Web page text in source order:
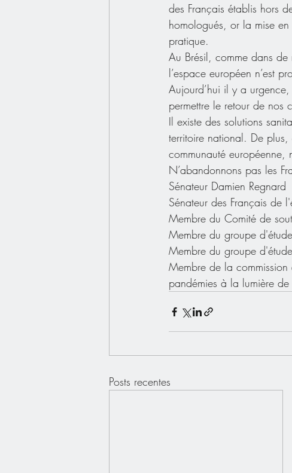
des Français établis hors
homologués, or la mise
pratique.
Au Brésil, comme dans
l’espace européen n’est
Aujourd’hui il y a
permettre le retour de nos
Il existe des solutions
territoire national. De plus,
communauté européenne,
N’abandonnons pas les
Sénateur Damien Regnard
Sénateur des Français de
Membre du Comité de
Membre du groupe
Membre du groupe
Membre de la
pandémies à la lumière
Posts recentes